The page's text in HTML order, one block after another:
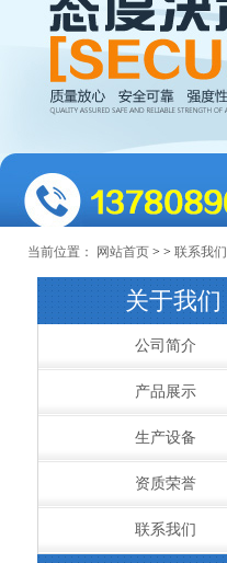
当前位置： 网站首页 > > 联系我们
关于我们
公司简介
产品展示
生产设备
资质荣誉
联系我们